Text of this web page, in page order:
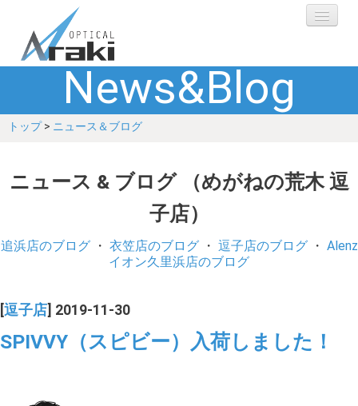
選ばれる理由
ブランド
ショップ
お客さまの声
News&Blog
トップ> ニュース＆ブログ
ニュース & ブログ （めがねの荒木 逗
子店）
追浜店のブログ・ 衣笠店のブログ・ 逗子店のブログ・ Alenz
イオン久里浜店のブログ
逗子店 ] 2019-11-30
SPIVVY（スピビー）入荷しました！